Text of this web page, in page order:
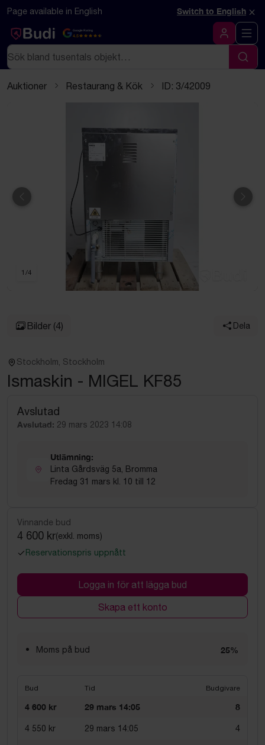
Hoppa till innehåll
Textbaserad (markdown) version av denna sida
Page available in English Switch to English ×
Google Rating
4.5
Logga in
Sök
Sök
Auktioner Restaurang & Kök ID: 3/42009
Föregående
1 /4
Bilder (4) Dela
Stockholm, Stockholm
Ismaskin - MIGEL KF85
Avslutad
Avslutad: 29 mars 2023 14:08
Utlämning:
Linta Gårdsväg 5a, Bromma
Fredag 31 mars kl. 10 till 12
Vinnande bud
4 600 kr(exkl. moms)
Reservationspris uppnått
Logga in för att lägga bud
Skapa ett konto
Moms på bud 25%
Bud Tid Budgivare
4 600 kr 29 mars 14:05 8
4 550 kr 29 mars 14:05 4